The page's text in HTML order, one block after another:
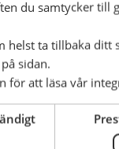
du samtycker till
helst ta tillbaka ditt
sidan.
för att läsa vår